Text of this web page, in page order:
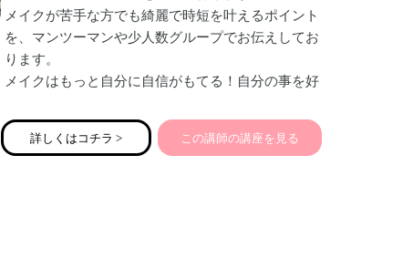
メイクが苦手な方でも綺麗で時短を叶えるポイント
を、マンツーマンや少人数グループでお伝えしてお
ります。
メイクはもっと自分に自信がもてる！自分の事を好
型にはめたものではなく「似合う✖️なりたい」を擦
り合わせたレッスンでご自分で出来るようになって
詳しくはコチラ > この講師の講座を見る